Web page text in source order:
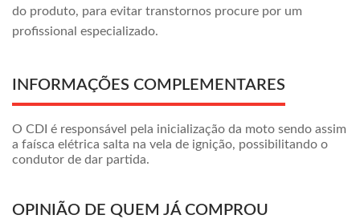
do produto, para evitar transtornos procure por um
profissional especializado.
INFORMAÇÕES COMPLEMENTARES
O CDI é responsável pela inicialização da moto sendo assim
a faísca elétrica salta na vela de ignição, possibilitando o
condutor de dar partida.
OPINIÃO DE QUEM JÁ COMPROU